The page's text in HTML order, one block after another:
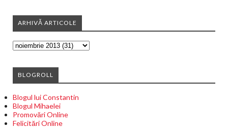
ARHIVĂ ARTICOLE
BLOGROLL
Blogul lui Constantin
Blogul Mihaelei
Promovări Online
Felicitări Online